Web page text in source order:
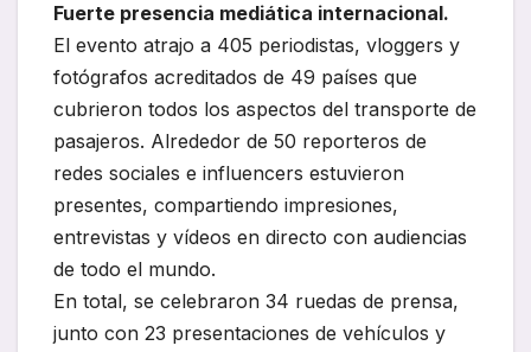
Fuerte presencia mediática internacional.
El evento atrajo a 405 periodistas, vloggers y
fotógrafos acreditados de 49 países que
cubrieron todos los aspectos del transporte de
pasajeros. Alrededor de 50 reporteros de
redes sociales e influencers estuvieron
presentes, compartiendo impresiones,
entrevistas y vídeos en directo con audiencias
de todo el mundo.
En total, se celebraron 34 ruedas de prensa,
junto con 23 presentaciones de vehículos y